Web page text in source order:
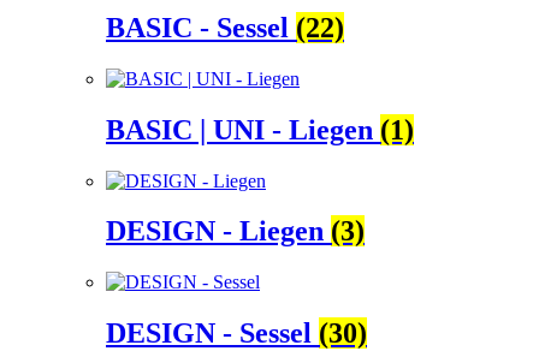
BASIC - Sessel (22)
BASIC | UNI - Liegen (1)
DESIGN - Liegen (3)
DESIGN - Sessel (30)